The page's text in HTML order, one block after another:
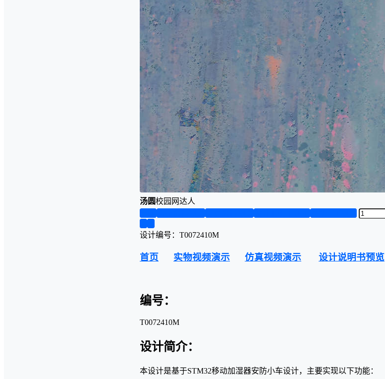
汤圆校园网达人
设计编号：T0072410M
首页 实物视频演示 仿真视频演示 设计说明书预览
编号：
T0072410M
设计简介：
本设计是基于STM32移动加湿器安防小车设计，主要实现以下功能：